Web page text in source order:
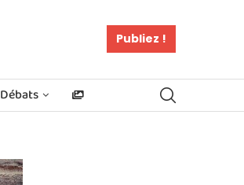
Publiez !
Débats